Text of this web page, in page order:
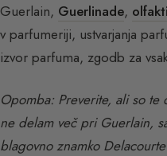
Guerlain, Guerlinade,
v parfumeriji, ustvarjanja
izvor parfuma, zgodb za
Opomba: Preverite, ali so te
ne delam več pri Guerlain,
blagovno znamko